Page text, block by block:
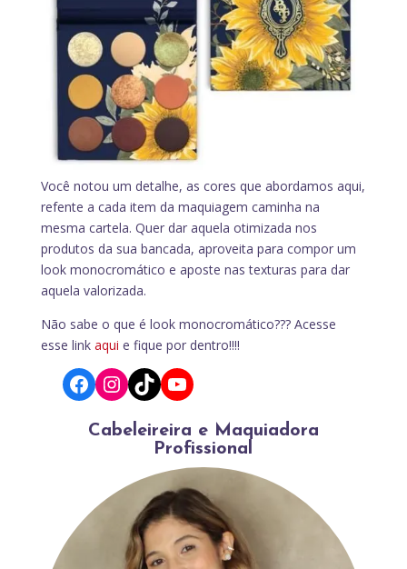
Você notou um detalhe, as cores que abordamos aqui,
refente a cada item da maquiagem caminha na
mesma cartela. Quer dar aquela otimizada nos
produtos da sua bancada, aproveita para compor um
look monocromático e aposte nas texturas para dar
aquela valorizada.
Não sabe o que é look monocromático??? Acesse
esse link aqui e fique por dentro!!!!
Facebook
Instagram
TikTokYouTube
Cabeleireira e Maquiadora
Profissional